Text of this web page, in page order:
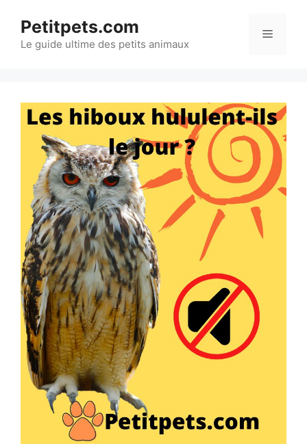
contenu
Petitpets.com
Le guide ultime des petits animaux
Menu